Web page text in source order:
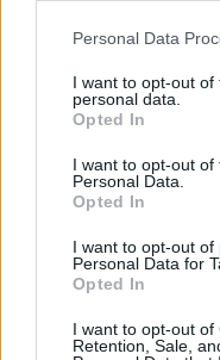
Personal Data
I want to opt-out
personal data.
Opted In
I want to opt-out of
Personal Data.
Opted In
I want to opt-out of
Personal Data for
Opted In
I want to opt-out of
Retention, Sale,
musiała oddać
serię KMF zaczęło z
przeszkodziło
Dwie pierwsze
w zasadzie bez
druga gra była dość
otrząsnąć i jeszcze
czwartej odsłonie
niezłą grę,
W nią Polacy weszli